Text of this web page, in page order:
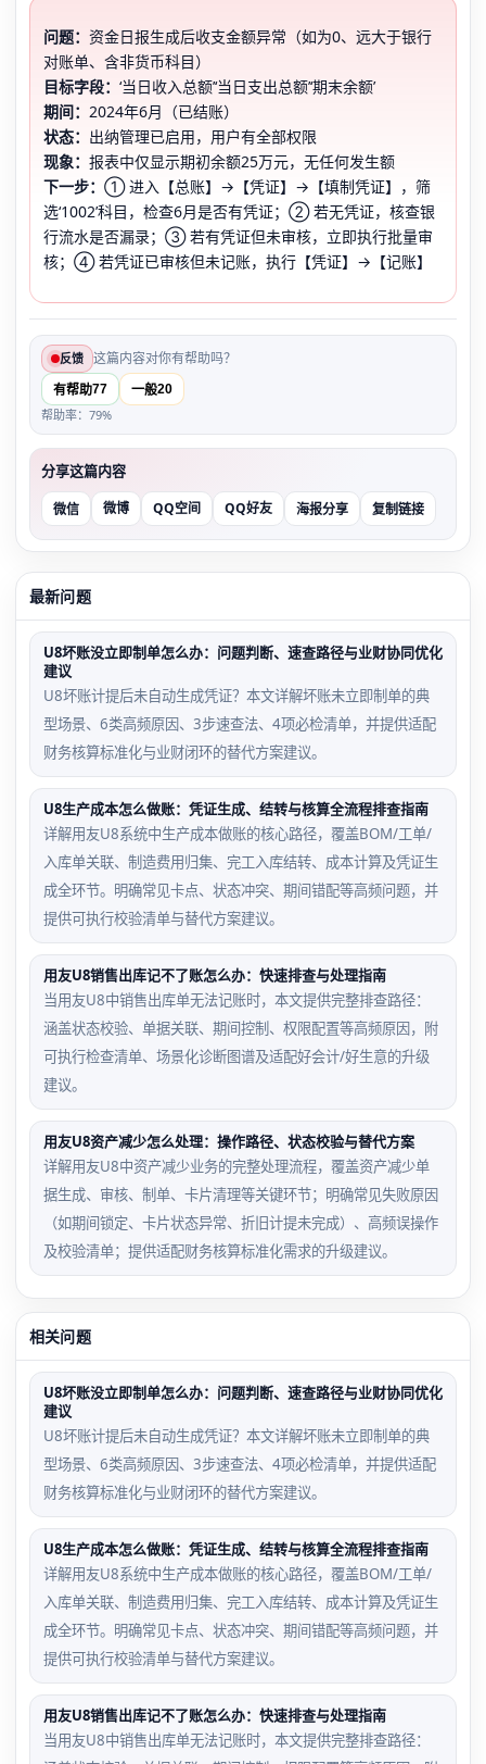
问题： 资金日报生成后收支金额异常（如为0、远大于银行
对账单、含非货币科目）
目标字段： ‘当日收入总额’‘当日支出总额’‘期末余额’
期间： 2024年6月（已结账）
状态： 出纳管理已启用，用户有全部权限
现象： 报表中仅显示期初余额25万元，无任何发生额
下一步： ① 进入【总账】→【凭证】→【填制凭证】，筛
选‘1002’科目，检查6月是否有凭证；② 若无凭证，核查银
行流水是否漏录；③ 若有凭证但未审核，立即执行批量审
核；④ 若凭证已审核但未记账，执行【凭证】→【记账】
反馈 这篇内容对你有帮助吗？
有帮助77 一般20
帮助率：79%
分享这篇内容
微信 微博 QQ空间 QQ好友 海报分享 复制链接
最新问题
U8坏账没立即制单怎么办：问题判断、速查路径与业财协同优化
建议
U8坏账计提后未自动生成凭证？本文详解坏账未立即制单的典
型场景、6类高频原因、3步速查法、4项必检清单，并提供适配
财务核算标准化与业财闭环的替代方案建议。
U8生产成本怎么做账：凭证生成、结转与核算全流程排查指南
详解用友U8系统中生产成本做账的核心路径，覆盖BOM/工单/
入库单关联、制造费用归集、完工入库结转、成本计算及凭证生
成全环节。明确常见卡点、状态冲突、期间错配等高频问题，并
提供可执行校验清单与替代方案建议。
用友U8销售出库记不了账怎么办：快速排查与处理指南
当用友U8中销售出库单无法记账时，本文提供完整排查路径：
涵盖状态校验、单据关联、期间控制、权限配置等高频原因，附
可执行检查清单、场景化诊断图谱及适配好会计/好生意的升级
建议。
用友U8资产减少怎么处理：操作路径、状态校验与替代方案
详解用友U8中资产减少业务的完整处理流程，覆盖资产减少单
据生成、审核、制单、卡片清理等关键环节；明确常见失败原因
（如期间锁定、卡片状态异常、折旧计提未完成）、高频误操作
及校验清单；提供适配财务核算标准化需求的升级建议。
相关问题
U8坏账没立即制单怎么办：问题判断、速查路径与业财协同优化
建议
U8坏账计提后未自动生成凭证？本文详解坏账未立即制单的典
型场景、6类高频原因、3步速查法、4项必检清单，并提供适配
财务核算标准化与业财闭环的替代方案建议。
U8生产成本怎么做账：凭证生成、结转与核算全流程排查指南
详解用友U8系统中生产成本做账的核心路径，覆盖BOM/工单/
入库单关联、制造费用归集、完工入库结转、成本计算及凭证生
成全环节。明确常见卡点、状态冲突、期间错配等高频问题，并
提供可执行校验清单与替代方案建议。
用友U8销售出库记不了账怎么办：快速排查与处理指南
当用友U8中销售出库单无法记账时，本文提供完整排查路径：